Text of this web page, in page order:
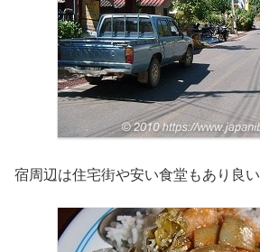
宿周辺は住宅街や安い食堂もあり良い